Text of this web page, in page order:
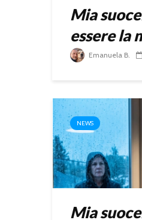
Mia
essere la
Emanuela B.
NEWS
Mia